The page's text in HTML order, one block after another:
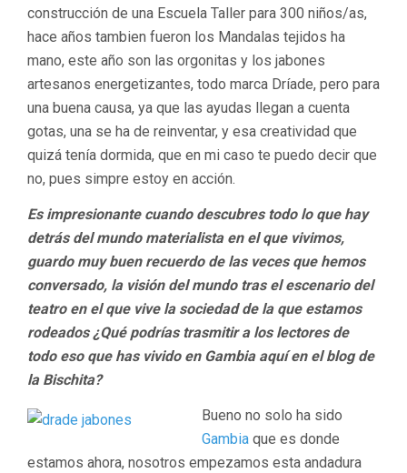
construcción de una Escuela Taller para 300 niños/as,
hace años tambien fueron los Mandalas tejidos ha
mano, este año son las orgonitas y los jabones
artesanos energetizantes, todo marca Dríade, pero para
una buena causa, ya que las ayudas llegan a cuenta
gotas, una se ha de reinventar, y esa creatividad que
quizá tenía dormida, que en mi caso te puedo decir que
no, pues simpre estoy en acción.
Es impresionante cuando descubres todo lo que hay
detrás del mundo materialista en el que vivimos,
guardo muy buen recuerdo de las veces que hemos
conversado, la visión del mundo tras el escenario del
teatro en el que vive la sociedad de la que estamos
rodeados ¿Qué podrías trasmitir a los lectores de
todo eso que has vivido en Gambia aquí en el blog de
la Bischita?
Bueno no solo ha sido
Gambia que es donde
estamos ahora, nosotros empezamos esta andadura